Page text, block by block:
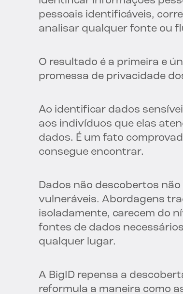
pessoais identificáveis,
analisar qualquer fonte ou
O resultado é a primeira e
promessa de privacidade
Ao identificar dados
aos indivíduos que elas
dados. É um fato
consegue encontrar.
Dados não descobertos
vulneráveis. Abordagens
isoladamente, carecem do
fontes de dados
qualquer lugar.
A BigID repensa a
reformula a maneira como